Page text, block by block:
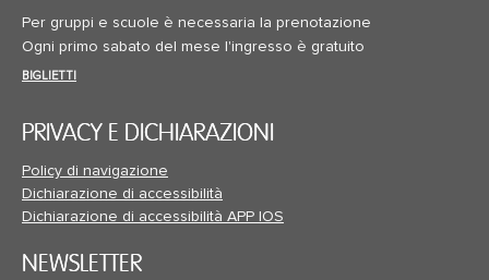
Per gruppi e scuole è necessaria la prenotazione
Ogni primo sabato del mese l'ingresso è gratuito
BIGLIETTI
PRIVACY E DICHIARAZIONI
Policy di navigazione
Dichiarazione di accessibilità
Dichiarazione di accessibilità APP IOS
NEWSLETTER